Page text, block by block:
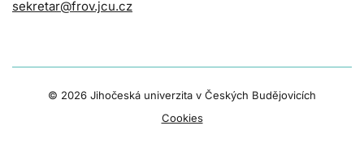
sekretar@frov.jcu.cz
© 2026 Jihočeská univerzita v Českých Budějovicích
Cookies